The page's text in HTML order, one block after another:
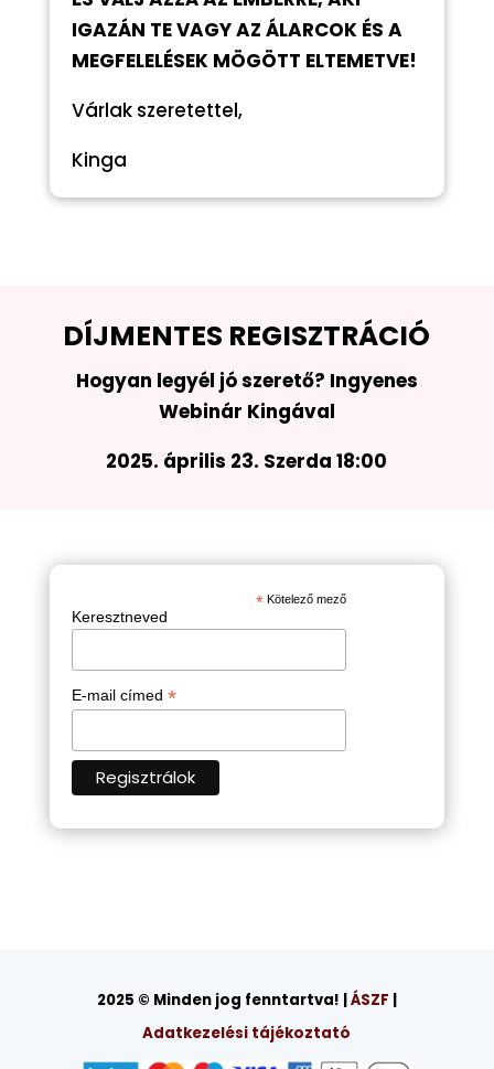
IGAZÁN TE VAGY AZ ÁLARCOK ÉS A
MEGFELELÉSEK MÖGÖTT ELTEMETVE!
Várlak szeretettel,
Kinga
DÍJMENTES REGISZTRÁCIÓ
Hogyan legyél jó szerető? Ingyenes
Webinár Kingával
2025. április 23. Szerda 18:00
* Kötelező mező
Keresztneved
E-mail címed *
2025 © Minden jog fenntartva! |ÁSZF |
Adatkezelési tájékoztató